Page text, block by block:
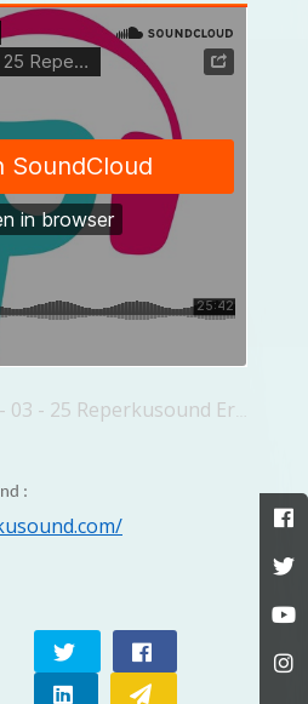
- 25 Reperkusound Eric Fillon
: